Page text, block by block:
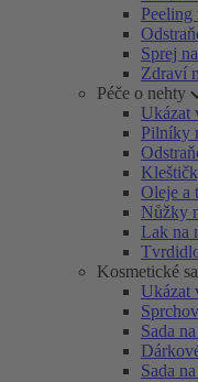
Peeling
Sprej
Zdraví
Péče o nehty
Ukázat
Pilníky
Oleje a
Nůžky
Lak na
Kosmetické
Ukázat
Sada
Sada